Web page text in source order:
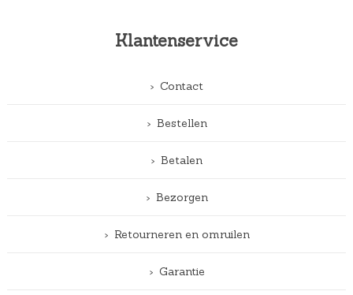
Klantenservice
Contact
Bestellen
Betalen
Bezorgen
Retourneren en omruilen
Garantie